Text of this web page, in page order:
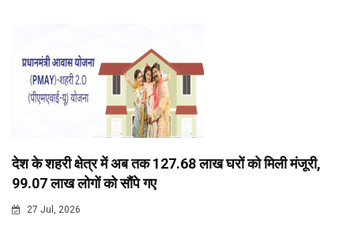
देश के शहरी क्षेत्र में अब तक 127.68 लाख घरों को मिली मंजूरी,
99.07 लाख लोगों को सौंपे गए
27 Jul, 2026